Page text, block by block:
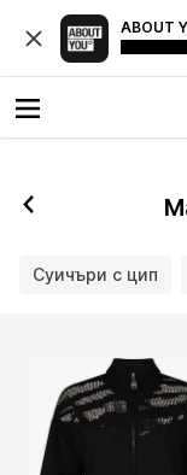
ABOUT
Суичъри с цип